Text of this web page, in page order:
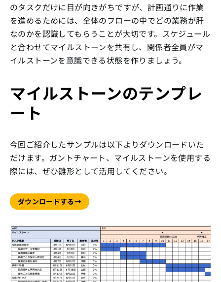
のタスクだけに目が向きがちですが、計画通りに作業
を進めるためには、全体のフローの中でどの業務が肝
なのかを認識してもらうことが大切です。スケジュール
と合わせてマイルストーンを共有し、関係者全員がマ
イルストーンを意識できる状態を作りましょう。
マイルストーンのテンプレ
ート
今回ご紹介したサンプルは以下よりダウンロードいた
だけます。ガントチャート、マイルストーンを使用する
際には、ぜひ雛形として活用してください。
ダウンロードする→